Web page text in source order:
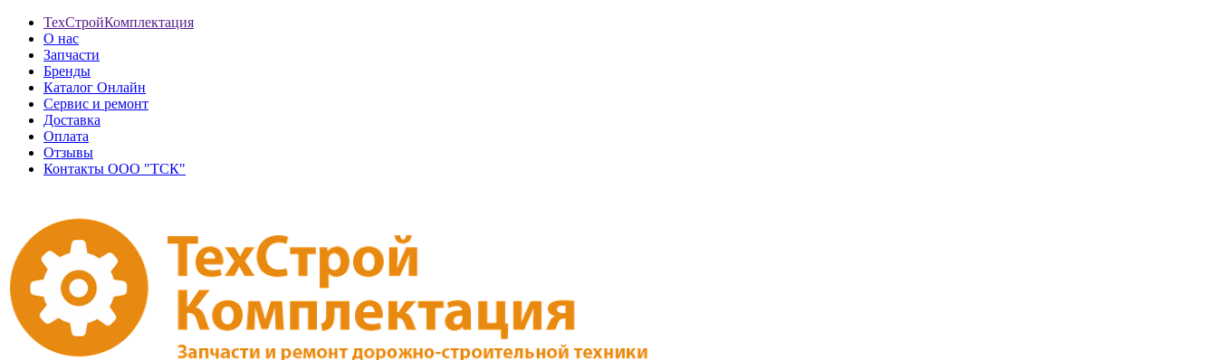
ТехСтройКомплектация
О нас
Запчасти
Бренды
Каталог Онлайн
Сервис и ремонт
Доставка
Оплата
Отзывы
Контакты ООО "ТСК"